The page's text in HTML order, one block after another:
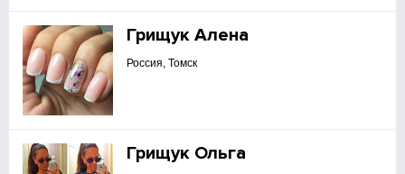
Грищук Алена
Россия, Томск
Грищук Ольга